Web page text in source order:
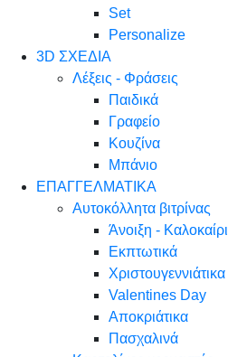
Set
Personalize
3D ΣΧΕΔΙΑ
Λέξεις - Φράσεις
Παιδικά
Γραφείο
Κουζίνα
Μπάνιο
ΕΠΑΓΓΕΛΜΑΤΙΚΑ
Αυτοκόλλητα βιτρίνας
Άνοιξη - Καλοκαίρι
Εκπτωτικά
Χριστουγεννιάτικα
Valentines Day
Αποκριάτικα
Πασχαλινά